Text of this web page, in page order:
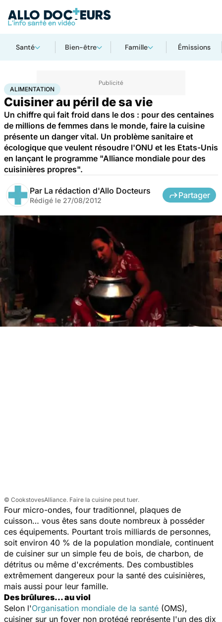
Santé Bien-être Famille Émissions
AccueilSantéMaladies Alimentation
ALIMENTATION
Cuisiner au péril de sa vie
Un chiffre qui fait froid dans le dos : pour des centaines
de millions de femmes dans le monde, faire la cuisine
présente un danger vital. Un problème sanitaire et
écologique que veulent résoudre l'ONU et les Etats-Unis
en lançant le programme "Alliance mondiale pour des
cuisinières propres".
Par La rédaction d'Allo Docteurs
Rédigé le 27/08/2012
Partager
© CookstovesAlliance. Faire la cuisine peut tuer.
Four micro-ondes, four traditionnel, plaques de
cuisson… vous êtes sans doute nombreux à posséder
ces équipements. Pourtant trois milliards de personnes,
soit environ 40 % de la population mondiale, continuent
de cuisiner sur un simple feu de bois, de charbon, de
détritus ou même d'excréments. Des combustibles
extrêmement dangereux pour la santé des cuisinières,
mais aussi pour leur famille.
Des brûlures… au viol
Selon l'Organisation mondiale de la santé (OMS),
cuisiner sur un foyer non protégé représente l'un des dix